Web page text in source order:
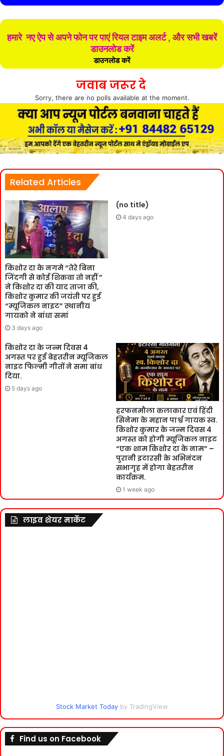
हमारे नए ऐप से अपने फोन पर पाएं रियल टाइम अलर्ट , और सभी खबरें
डाउनलोड करें
डाउनलोड करें
जवाब जरूर दे
Sorry, there are no polls available at the moment.
Related Articles
किशोर दा के नगमे “तेरे बिना
जिंदगी से कोई शिकवा तो नहीं ”
ने किशोर दा की याद ताजा की,
किशोर कुमार की जयंती पर हुई
“म्यूजिकल नाइट” स्थानीय
गायको ने बांधा समां
3 days ago
(no title)
4 days ago
किशोर दा के जन्म दिवस 4
अगस्त पर हुई बेहतरीन म्यूजिकल
नाइट फिल्मी गीतों ने समा बांध
दिया.
5 days ago
हरफनमौला कलाकार एवं हिंदी
सिनेमा के महान पार्श्व गायक स्व.
किशोर कुमार के जन्म दिवस 4
अगस्त को होगी म्यूजिकल नाइट
“एक शाम किशोर दा के नाम” –
पुरानी इटारसी के अभिनंदन
सभागृह में होगा बेहतरीन
कार्यक्रम.
1 week ago
लाइव शेयर मार्केट
Stock Market Today by TradingView
Find us on Facebook